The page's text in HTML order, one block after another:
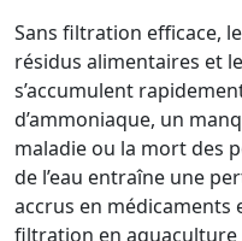
Sans filtration efficace,
résidus alimentaires et
s’accumulent
d’ammoniaque, un
maladie ou la mort des
de l’eau entraîne une
accrus en médicaments
filtration en aquaculture